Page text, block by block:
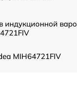
индукционной
MIH64721FIV